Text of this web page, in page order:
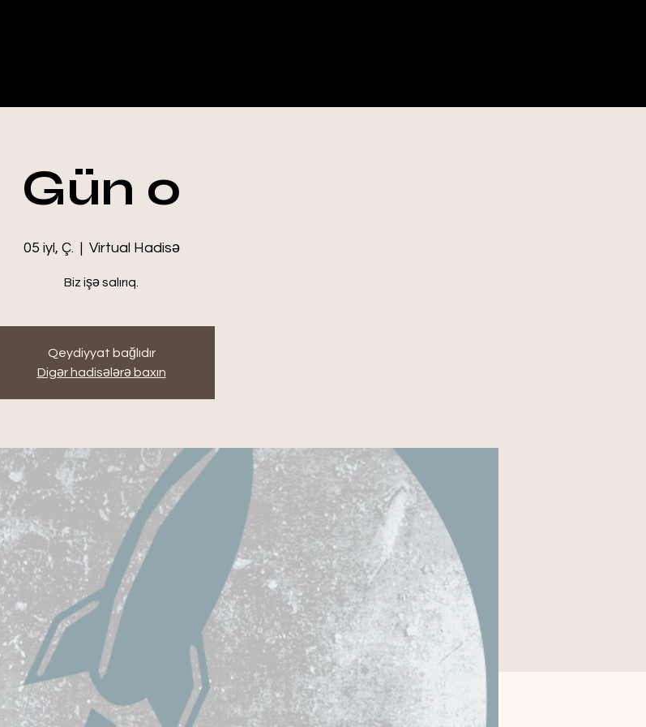
Gün 0
05 iyl, Ç.
  |
Virtual Hadisə
Biz işə salırıq.
Qeydiyyat bağlıdır
Digər hadisələrə baxın